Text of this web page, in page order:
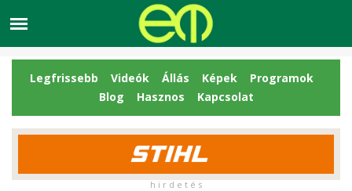
Legfrissebb Videók Állás Képek
Programok
Blog
Hasznos Kapcsolat
h i r d e t é s